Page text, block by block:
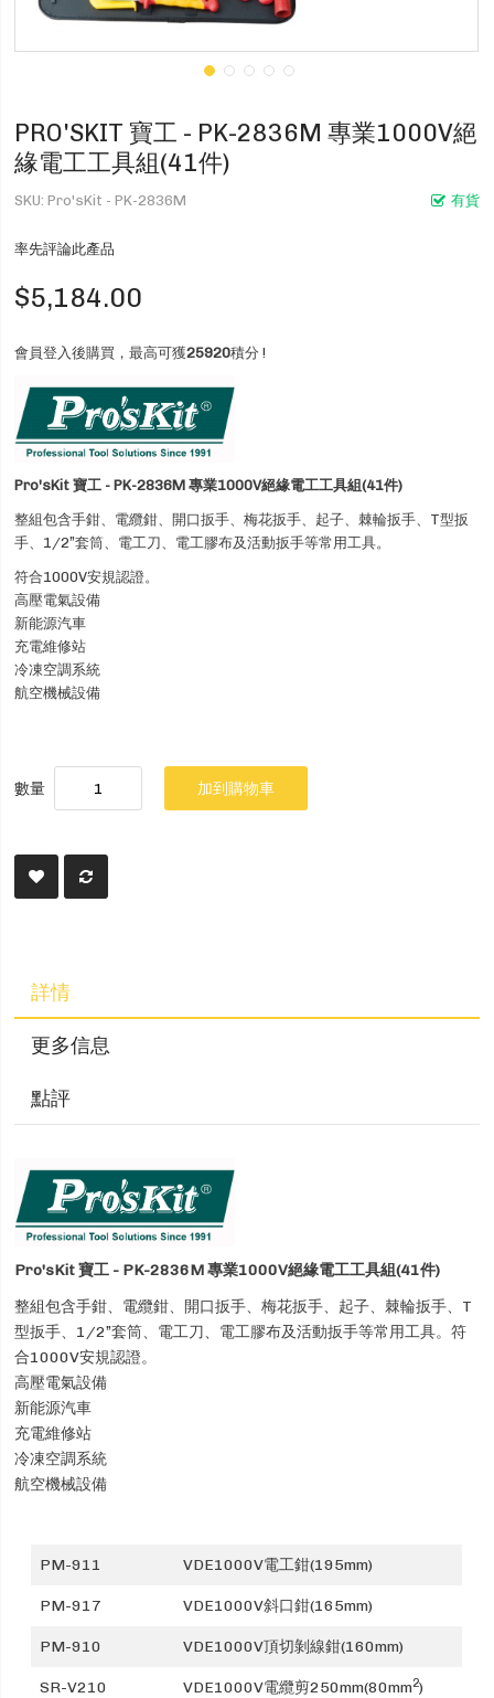
PRO'SKIT 寶工 - PK-2836M 專業1000V絕
緣電工工具組(41件)
有貨
SKU Pro'sKit - PK-2836M
率先評論此產品
$5,184.00
會員登入後購買，最高可獲25920積分 !
Pro'sKit 寶工 - PK-2836M 專業1000V絕緣電工工具組(41件)
整組包含手鉗、電纜鉗、開口扳手、梅花扳手、起子、棘輪扳手、T型扳
手、1/2”套筒、電工刀、電工膠布及活動扳手等常用工具。
符合1000V安規認證。
高壓電氣設備
新能源汽車
充電維修站
冷凍空調系統
航空機械設備
數量 加到購物車
詳情
更多信息
點評
Pro'sKit 寶工 - PK-2836M 專業1000V絕緣電工工具組(41件)
整組包含手鉗、電纜鉗、開口扳手、梅花扳手、起子、棘輪扳手、T
型扳手、1/2”套筒、電工刀、電工膠布及活動扳手等常用工具。符
合1000V安規認證。
高壓電氣設備
新能源汽車
充電維修站
冷凍空調系統
航空機械設備
PM-911 VDE1000V電工鉗(195mm)
PM-917 VDE1000V斜口鉗(165mm)
PM-910 VDE1000V頂切剝線鉗(160mm)
SR-V210 VDE1000V電纜剪250mm(80mm2)